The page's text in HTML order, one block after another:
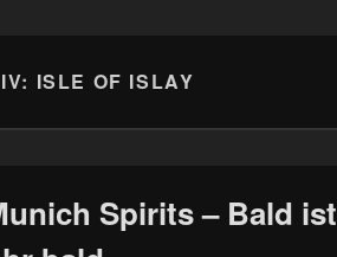
ISLE OF ISLAY
Spirits – Bald ist